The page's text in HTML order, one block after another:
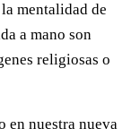
mentalidad de
a mano son
religiosas o
en nuestra nueva